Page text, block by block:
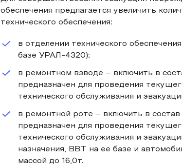
обеспечения предлагается увеличить
технического обеспечения:
в отделении технического
базе УРАЛ-4320);
в ремонтном взводе – включить в
предназначен для проведения
технического обслуживания и
в ремонтной роте – включить в
предназначен для проведения
технического обслуживания и
назначения, ВВТ на ее базе и
массой до 16,0т.